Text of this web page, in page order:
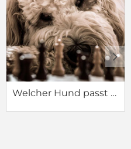
Welcher Hund passt zu mir?
d